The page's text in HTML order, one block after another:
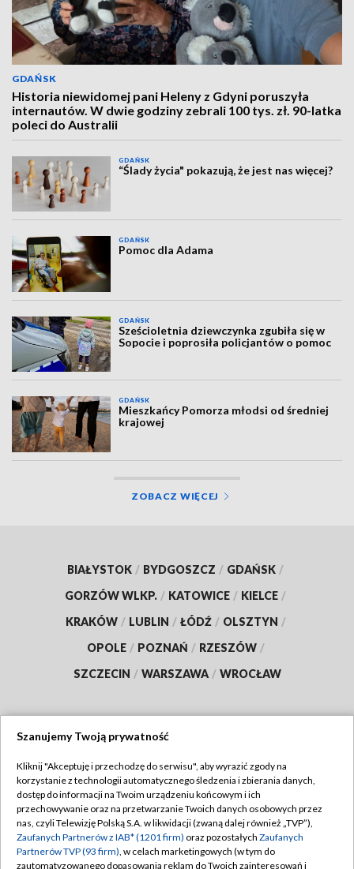
GDAŃSK
Historia niewidomej pani Heleny z Gdyni poruszyła
internautów. W dwie godziny zebrali 100 tys. zł. 90-latka
poleci do Australii
GDAŃSK
“Ślady życia" pokazują, że jest nas więcej?
GDAŃSK
Pomoc dla Adama
GDAŃSK
Sześcioletnia dziewczynka zgubiła się w
Sopocie i poprosiła policjantów o pomoc
GDAŃSK
Mieszkańcy Pomorza młodsi od średniej
krajowej
ZOBACZ WIĘCEJ
BIAŁYSTOK / BYDGOSZCZ / GDAŃSK /
GORZÓW WLKP. / KATOWICE / KIELCE /
KRAKÓW / LUBLIN / ŁÓDŹ / OLSZTYN /
OPOLE / POZNAŃ / RZESZÓW /
SZCZECIN / WARSZAWA / WROCŁAW
TVP
Abonament TVP
Emisja w TVP
Centrum informacji TVP
Regulamin TVP
Polityka prywatności
Moje zgody
Szanujemy Twoją prywatność
Kliknij "Akceptuję i przechodzę do serwisu", aby wyrazić zgody na
korzystanie z technologii automatycznego śledzenia i zbierania danych,
dostęp do informacji na Twoim urządzeniu końcowym i ich
przechowywanie oraz na przetwarzanie Twoich danych osobowych przez
nas, czyli Telewizję Polską S.A. w likwidacji (zwaną dalej również „TVP”),
Zaufanych Partnerów z IAB* (1201 firm) oraz pozostałych Zaufanych
Partnerów TVP (93 firm), w celach marketingowych (w tym do
zautomatyzowanego dopasowania reklam do Twoich zainteresowań i